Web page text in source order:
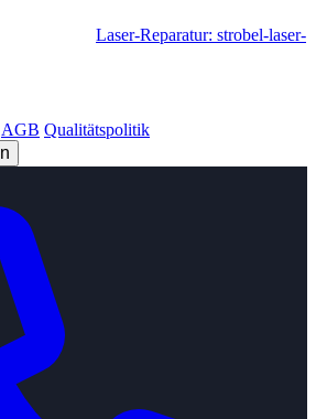
Laser-Reparatur: strobel-laser-
AGB Qualitätspolitik